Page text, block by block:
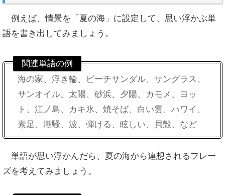
例えば、情景を「夏の海」に設定して、思い浮かぶ単
語を書き出してみましょう。
関連単語の例
海の家、浮き輪、ビーチサンダル、サングラス、
サンオイル、太陽、砂浜、夕陽、カモメ、ヨッ
ト、江ノ島、カキ氷、焼そば、白い雲、ハワイ、
素足、潮騒、波、弾ける、眩しい、貝殻、など
単語が思い浮かんだら、夏の海から連想されるフレー
ズを考えてみましょう。